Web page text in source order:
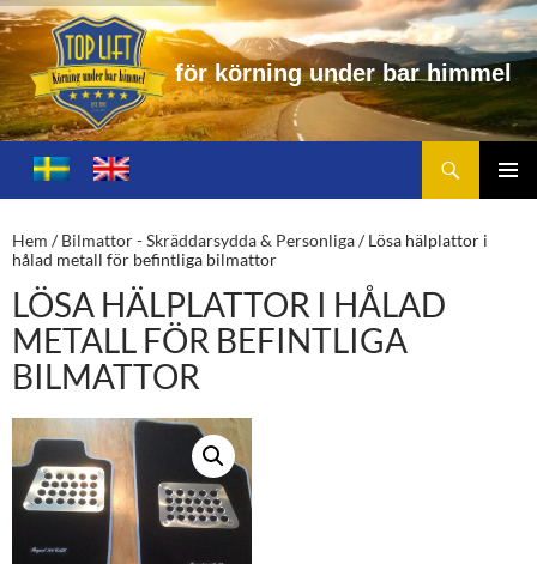
för körning under bar himme
Toplift.se – för körning under bar himmel
HOPPA
TILL
Hem /Bilmattor - Skräddarsydda & Personliga/ Lösa hälplattor i
hålad metall för befintliga bilmattor
LÖSA HÄLPLATTOR I HÅLAD
METALL FÖR BEFINTLIGA
BILMATTOR